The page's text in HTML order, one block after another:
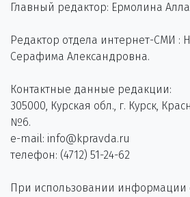
Главный редактор: Ермолина
Редактор отдела интернет-СМИ :
Серафима Александровна.
Контактные данные редакции:
305000, Курская обл., г. Курск,
№6.
e-mail: info@kpravda.ru
телефон: (4712) 51-24-62
При использовании информации